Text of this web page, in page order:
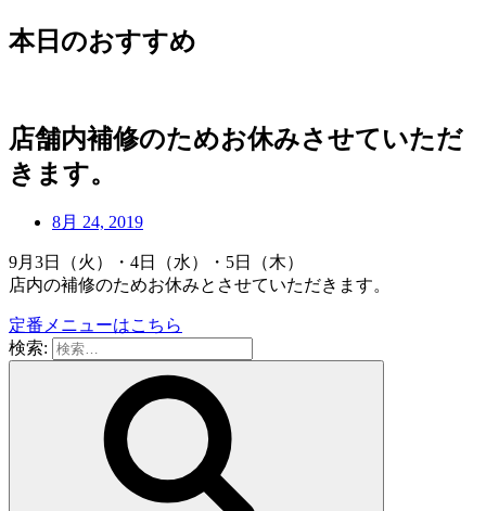
本日のおすすめ
店舗内補修のためお休みさせていただ
きます。
8月 24, 2019
9月3日（火）・4日（水）・5日（木）
店内の補修のためお休みとさせていただきます。
定番メニューはこちら
検索: